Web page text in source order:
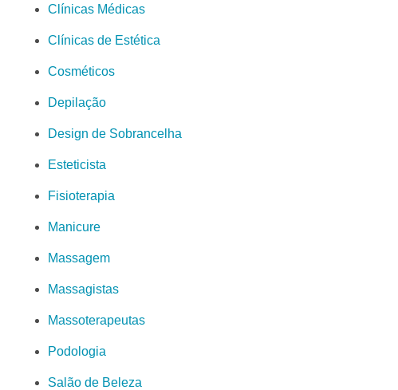
Clínicas Médicas
Clínicas de Estética
Cosméticos
Depilação
Design de Sobrancelha
Esteticista
Fisioterapia
Manicure
Massagem
Massagistas
Massoterapeutas
Podologia
Salão de Beleza